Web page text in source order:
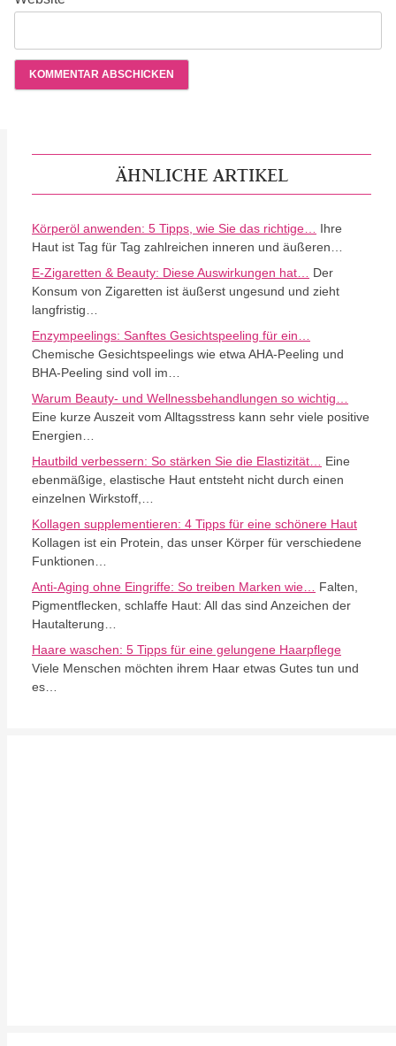
ÄHNLICHE ARTIKEL
Körperöl anwenden: 5 Tipps, wie Sie das richtige… Ihre
Haut ist Tag für Tag zahlreichen inneren und äußeren…
E-Zigaretten & Beauty: Diese Auswirkungen hat… Der
Konsum von Zigaretten ist äußerst ungesund und zieht
langfristig…
Enzympeelings: Sanftes Gesichtspeeling für ein…
Chemische Gesichtspeelings wie etwa AHA-Peeling und
BHA-Peeling sind voll im…
Warum Beauty- und Wellnessbehandlungen so wichtig…
Eine kurze Auszeit vom Alltagsstress kann sehr viele positive
Energien…
Hautbild verbessern: So stärken Sie die Elastizität… Eine
ebenmäßige, elastische Haut entsteht nicht durch einen
einzelnen Wirkstoff,…
Kollagen supplementieren: 4 Tipps für eine schönere Haut
Kollagen ist ein Protein, das unser Körper für verschiedene
Funktionen…
Anti-Aging ohne Eingriffe: So treiben Marken wie… Falten,
Pigmentflecken, schlaffe Haut: All das sind Anzeichen der
Hautalterung…
Haare waschen: 5 Tipps für eine gelungene Haarpflege
Viele Menschen möchten ihrem Haar etwas Gutes tun und
es…